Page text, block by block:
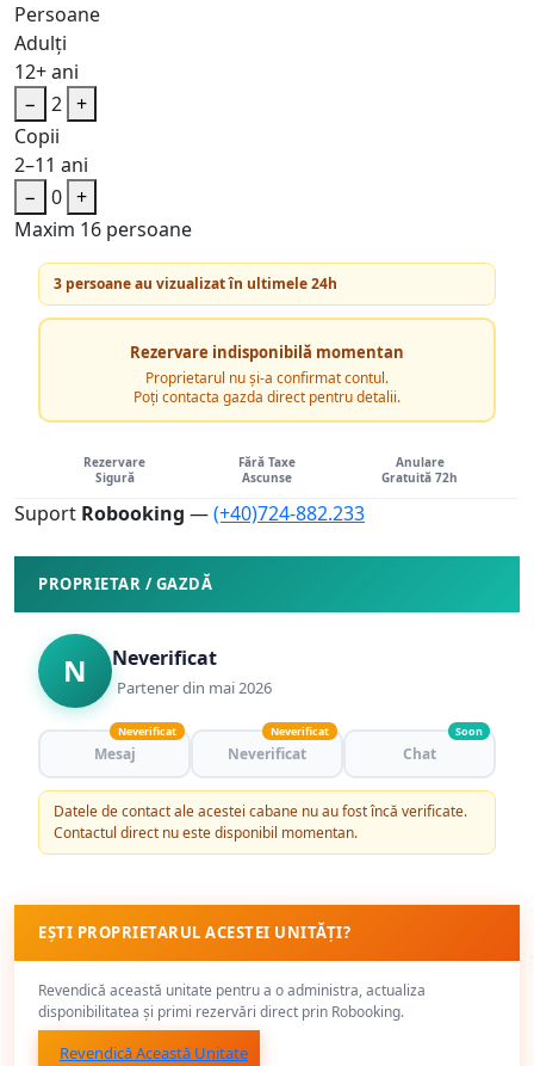
Persoane
Adulți
12+ ani
−
2 +
Copii
2–11 ani
−
0 +
Maxim 16 persoane
3 persoane au vizualizat în ultimele 24h
Rezervare indisponibilă momentan
Proprietarul nu și-a confirmat contul.
Poți contacta gazda direct pentru detalii.
Rezervare
Sigură
Fără Taxe
Ascunse
Anulare
Gratuită 72h
Suport Robooking —(+40)724-882.233
PROPRIETAR / GAZDĂ
N Neverificat
Partener din mai 2026
Mesaj
Neverificat
Neverificat
Neverificat
Chat
Soon
Datele de contact ale acestei cabane nu au fost încă verificate.
Contactul direct nu este disponibil momentan.
EȘTI PROPRIETARUL ACESTEI UNITĂȚI?
Revendică această unitate pentru a o administra, actualiza
disponibilitatea și primi rezervări direct prin Robooking.
Revendică Această Unitate